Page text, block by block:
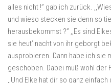
alles nicht !” gab ich zurück.
und wieso stecken sie denn so
herausbekommst ?” ,,Es sind
sie heut’ nacht von ihr geborgt
ausprobieren. Dann habe ich sie
geschoben. Dabei muß wohl der
,,Und Elke hat dir so ganz